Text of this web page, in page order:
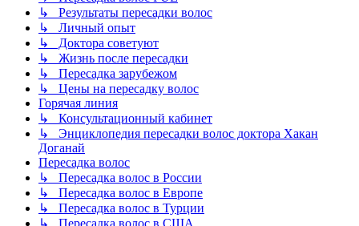
↳ Результаты пересадки волос
↳ Личный опыт
↳ Доктора советуют
↳ Жизнь после пересадки
↳ Пересадка зарубежом
↳ Цены на пересадку волос
Горячая линия
↳ Консультационный кабинет
↳ Энциклопедия пересадки волос доктора Хакан
Доганай
Пересадка волос
↳ Пересадка волос в России
↳ Пересадка волос в Европе
↳ Пересадка волос в Турции
↳ Пересадка волос в США